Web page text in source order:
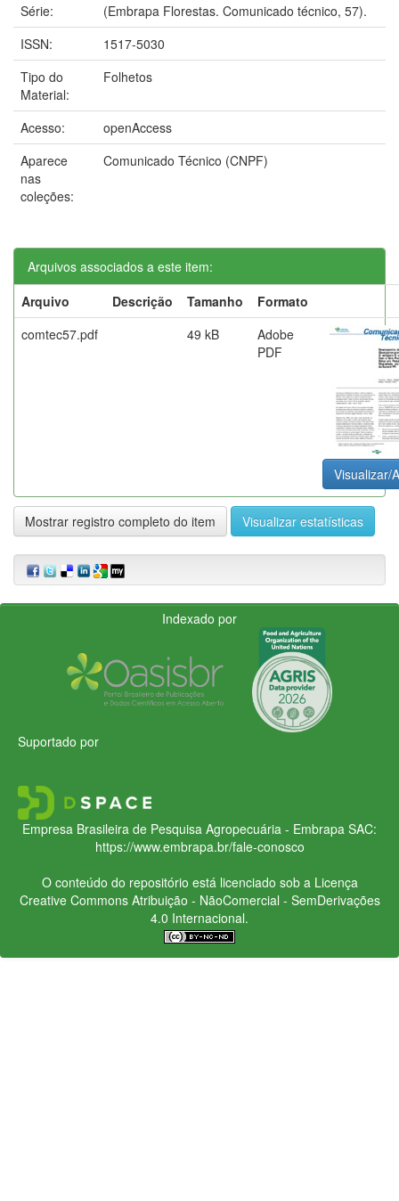
Série:
(Embrapa Florestas. Comunicado técnico, 57).
ISSN:
1517-5030
Tipo do
Material:
Folhetos
Acesso:
openAccess
Aparece
nas
coleções:
Comunicado Técnico (CNPF)
Arquivos associados a este item:
Arquivo
Descrição Tamanho
Formato
comtec57.pdf
49 kB
Adobe
PDF
Visualizar/
Mostrar registro completo do item Visualizar estatísticas
Indexado por
Suportado por
Empresa Brasileira de Pesquisa Agropecuária - Embrapa SAC:
https://www.embrapa.br/fale-conosco
O conteúdo do repositório está licenciado sob a Licença
Creative CommonsAtribuição - NãoComercial - SemDerivações
4.0 Internacional.